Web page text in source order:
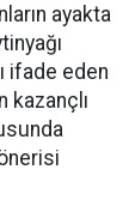
ayakta
ifade eden
kazançlı